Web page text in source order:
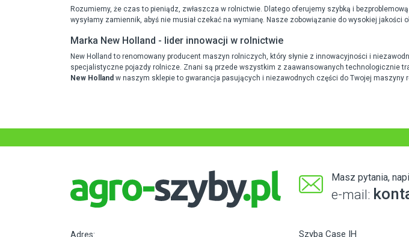
Rozumiemy, że czas to pieniądz, zwłaszcza w rolnictwie. Dlatego oferujemy szybką i
wysyłamy zamiennik, abyś nie musiał czekać na wymianę. Nasze zobowiązanie do wysokiej jakości
Marka New Holland - lider innowacji w rolnictwie
New Holland to renomowany producent maszyn rolniczych, który słynie z innowacyjności i
specjalistyczne pojazdy rolnicze. Znani są przede wszystkim z zaawansowanych technologicznie
New Holland w naszym sklepie to gwarancja pasujących i niezawodnych części do Twojej maszyny
Masz pytania,
e-mail:
Adres: Szyba Case IH